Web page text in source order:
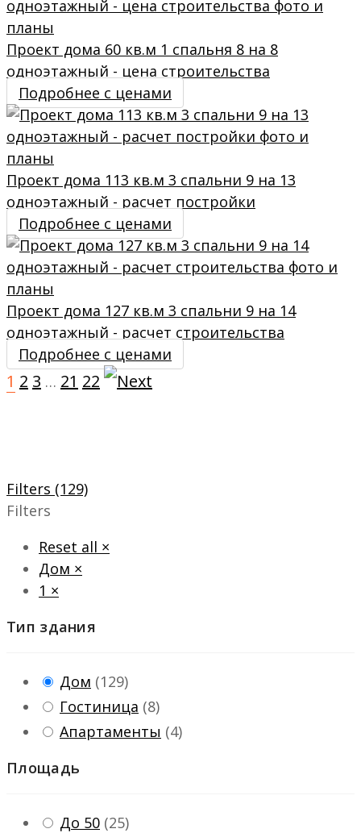
Проект дома 60 кв.м 1 спальня 8 на 8
одноэтажный - цена строительства
Подробнее с ценами
Проект дома 113 кв.м 3 спальни 9 на 13
одноэтажный - расчет постройки
Подробнее с ценами
Проект дома 127 кв.м 3 спальни 9 на 14
одноэтажный - расчет строительства
Подробнее с ценами
1 2 3 … 21 22
Filters (129)
Filters
Reset all ×
Дом ×
1 ×
Тип здания
Дом (129)
Гостиница (8)
Апартаменты (4)
Площадь
До 50 (25)